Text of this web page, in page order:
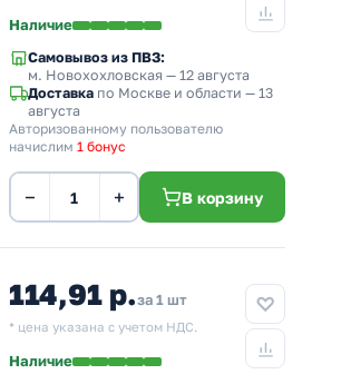
Наличие
Самовывоз из ПВЗ:
м. Новохохловская — 12 августа
Доставка по Москве и области — 13
августа
Авторизованному пользователю
начислим 1 бонус
− + В корзину
114,91 р.за 1 шт
* цена указана с учетом НДС.
Наличие